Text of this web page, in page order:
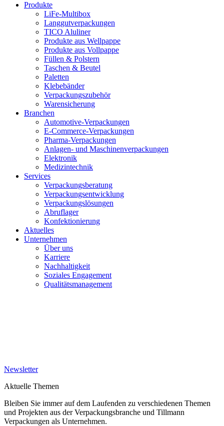
Produkte
LiFe-Multibox
Langgutverpackungen
TICO Aluliner
Produkte aus Wellpappe
Produkte aus Vollpappe
Füllen & Polstern
Taschen & Beutel
Paletten
Klebebänder
Verpackungszubehör
Warensicherung
Branchen
Automotive-Verpackungen
E-Commerce-Verpackungen
Pharma-Verpackungen
Anlagen- und Maschinenverpackungen
Elektronik
Medizintechnik
Services
Verpackungsberatung
Verpackungsentwicklung
Verpackungslösungen
Abruflager
Konfektionierung
Aktuelles
Unternehmen
Über uns
Karriere
Nachhaltigkeit
Soziales Engagement
Qualitätsmanagement
Newsletter
Aktuelle Themen
Bleiben Sie immer auf dem Laufenden zu verschiedenen Themen
und Projekten aus der Verpackungsbranche und Tillmann
Verpackungen als Unternehmen.